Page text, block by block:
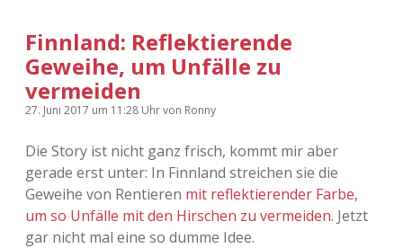
Adventskalender 2024
Finnland: Reflektierende
Geweihe, um Unfälle zu
vermeiden
27. Juni 2017 um 11:28 Uhrvon Ronny
Die Story ist nicht ganz frisch, kommt mir aber
gerade erst unter: In Finnland streichen sie die
Geweihe von Rentieren mit reflektierender Farbe,
um so Unfälle mit den Hirschen zu vermeiden. Jetzt
gar nicht mal eine so dumme Idee.